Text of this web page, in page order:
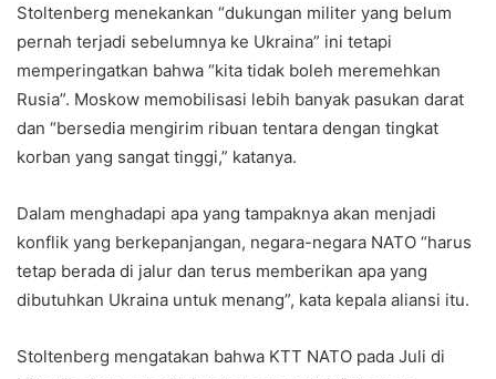
Stoltenberg menekankan “dukungan militer yang belum
pernah terjadi sebelumnya ke Ukraina” ini tetapi
memperingatkan bahwa “kita tidak boleh meremehkan
Rusia”. Moskow memobilisasi lebih banyak pasukan darat
dan “bersedia mengirim ribuan tentara dengan tingkat
korban yang sangat tinggi,” katanya.
Dalam menghadapi apa yang tampaknya akan menjadi
konflik yang berkepanjangan, negara-negara NATO “harus
tetap berada di jalur dan terus memberikan apa yang
dibutuhkan Ukraina untuk menang”, kata kepala aliansi itu.
Stoltenberg mengatakan bahwa KTT NATO pada Juli di